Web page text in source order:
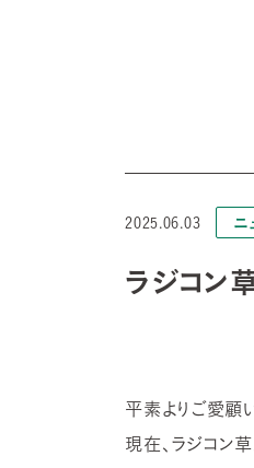
2025.06.03 ニ
ラジコン
平素よりご愛顧
現在、ラジコン